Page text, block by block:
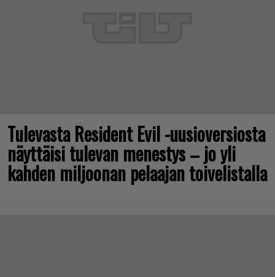
Tulevasta Resident Evil -uusioversiosta
näyttäisi tulevan menestys – jo yli
kahden miljoonan pelaajan toivelistalla